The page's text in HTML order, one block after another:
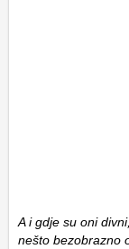
A i gdje su oni
nešto bezobrazno